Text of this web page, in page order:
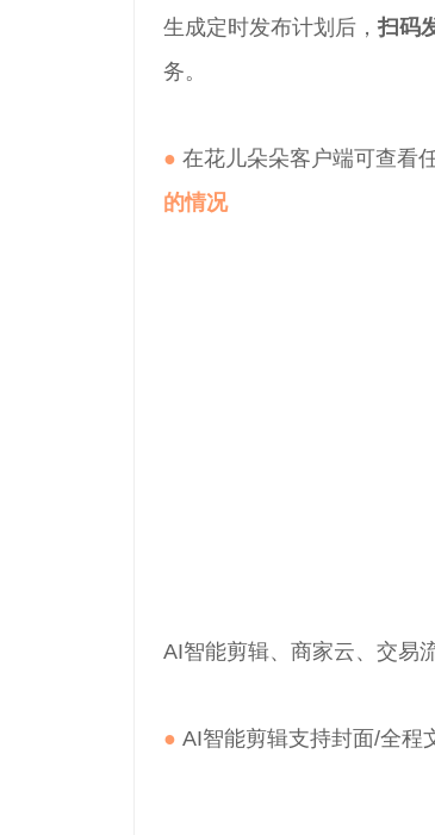
生成定时发布计划后，扫码
务。
● 在花儿朵朵客户端可查看
的情况
AI智能剪辑、商家云、交易
● AI智能剪辑支持封面/全程